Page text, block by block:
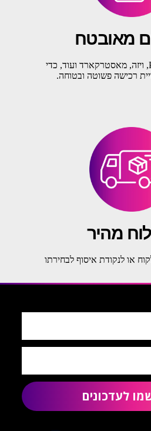
מאובטח
אנו מקבלים PayPal, ויזה, מאסטרקארד ועוד, כדי
רכישה פשוטה ובטוחה.
מהיר
או לנקודת איסוף לבחירתו
לעדכונים